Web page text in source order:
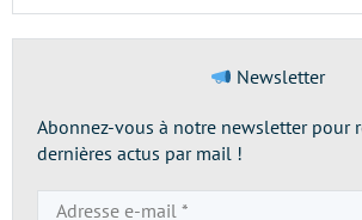
Newsletter
Abonnez-vous à notre newsletter pour
dernières actus par mail !